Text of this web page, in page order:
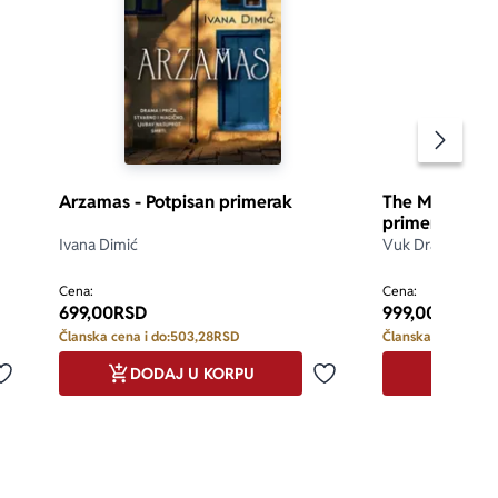
Dodaj u omiljene
Arzamas - Potpisan primerak
Ivana Dimić
Cena:
699,00RSD
Članska cena i do:503,28RSD
Dodaj u omiljene
DODAJ U KORPU
The Memoirs
primerak
Vuk Drašković
Cena:
999,00
Članska cena i do: